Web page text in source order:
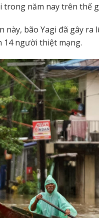
năm nay trên thế
này, bão Yagi đã gây ra
14 người thiệt mạng.